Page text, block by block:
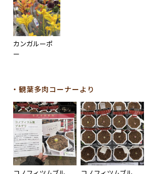
カンガルーポ
ー
・観葉多肉コーナーより